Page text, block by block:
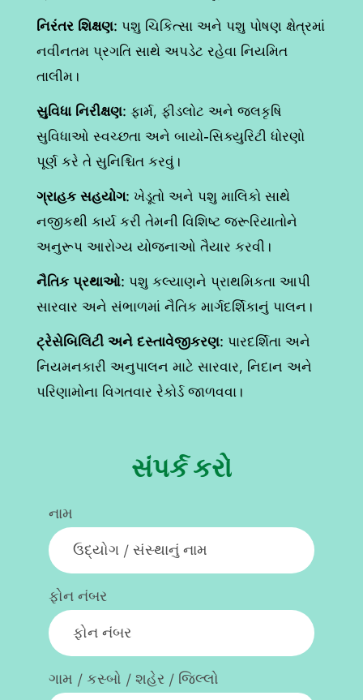
નિરંતર શિક્ષણ: પશુ ચિકિત્સા અને પશુ પોષણ ક્ષેત્રમાં
નવીનતમ પ્રગતિ સાથે અપડેટ રહેવા નિયમિત
તાલીમ।
સુવિધા નિરીક્ષણ: ફાર્મ, ફીડલોટ અને જલકૃષિ
સુવિધાઓ સ્વચ્છતા અને બાયો-સિક્યુરિટી ધોરણો
પૂર્ણ કરે તે સુનિશ્ચિત કરવું।
ગ્રાહક સહયોગ: ખેડૂતો અને પશુ માલિકો સાથે
નજીકથી કાર્ય કરી તેમની વિશિષ્ટ જરૂરિયાતોને
અનુરૂપ આરોગ્ય યોજનાઓ તૈયાર કરવી।
નૈતિક પ્રથાઓ: પશુ કલ્યાણને પ્રાથમિકતા આપી
સારવાર અને સંભાળમાં નૈતિક માર્ગદર્શિકાનું પાલન।
ટ્રેસેબિલિટી અને દસ્તાવેજીકરણ: પારદર્શિતા અને
નિયમનકારી અનુપાલન માટે સારવાર, નિદાન અને
પરિણામોના વિગતવાર રેકોર્ડ જાળવવા।
સંપર્ક કરો
નામ
ફોન નંબર
ગામ / કસ્બો / શહેર / જિલ્લો